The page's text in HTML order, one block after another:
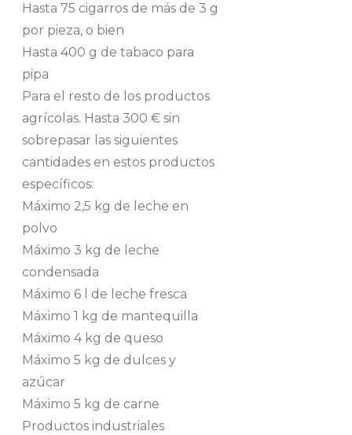
Hasta 75 cigarros de más de 3 g
por pieza, o bien
Hasta 400 g de tabaco para
pipa
Para el resto de los productos
agrícolas. Hasta 300 € sin
sobrepasar las siguientes
cantidades en estos productos
específicos:
Máximo 2,5 kg de leche en
polvo
Máximo 3 kg de leche
condensada
Máximo 6 l de leche fresca
Máximo 1 kg de mantequilla
Máximo 4 kg de queso
Máximo 5 kg de dulces y
azúcar
Máximo 5 kg de carne
Productos industriales